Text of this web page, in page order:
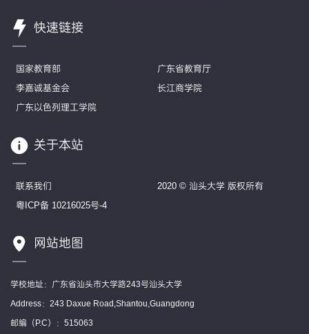
快速链接
国家教育部
广东省教育厅
李嘉诚基金会
长江商学院
广东以色列理工学院
关于本站
联系我们
2020 © 汕头大学 版权所有
粤ICP备 10216025号-4
网站地图
学校地址：广东省汕头市大学路243号汕头大学
Address：243 Daxue Road,Shantou,Guangdong
邮编（P.C）：515063